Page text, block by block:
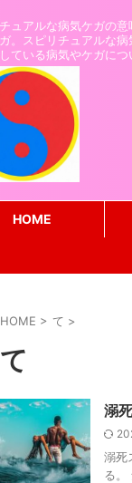
ュアルな病気ケガの
。スピリチュアルな
ている病気やケガにつ
HOME
HOME > て >
て
溺
溺死
る。